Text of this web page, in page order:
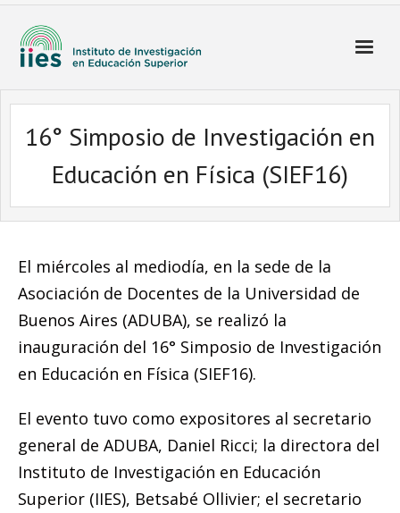
16° Simposio de Investigación en
Educación en Física (SIEF16)
El miércoles al mediodía, en la sede de la
Asociación de Docentes de la Universidad de
Buenos Aires (ADUBA), se realizó la
inauguración del 16° Simposio de Investigación
en Educación en Física (SIEF16).
El evento tuvo como expositores al secretario
general de ADUBA, Daniel Ricci; la directora del
Instituto de Investigación en Educación
Superior (IIES), Betsabé Ollivier; el secretario